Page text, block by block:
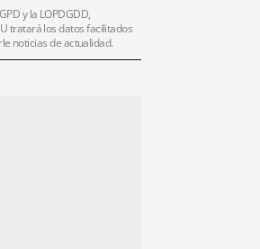
y la LOPDGDD,
tratará los datos facilitados
noticias de actualidad.